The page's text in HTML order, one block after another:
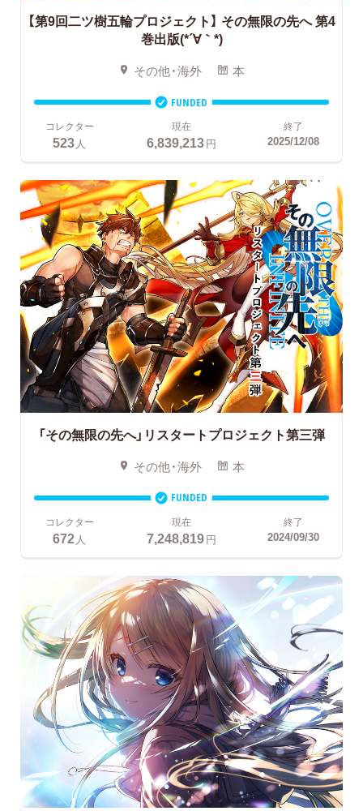
【第9回二ツ樹五輪プロジェクト】 その無限の先へ 第4
巻出版(*´∀｀*)
その他・海外 本
FUNDED
コレクター
523人
現在
6,839,213円
終了
2025/12/08
「その無限の先へ」リスタートプロジェクト第三弾
その他・海外 本
FUNDED
コレクター
672 人
現在
7,248,819円
終了
2024/09/30